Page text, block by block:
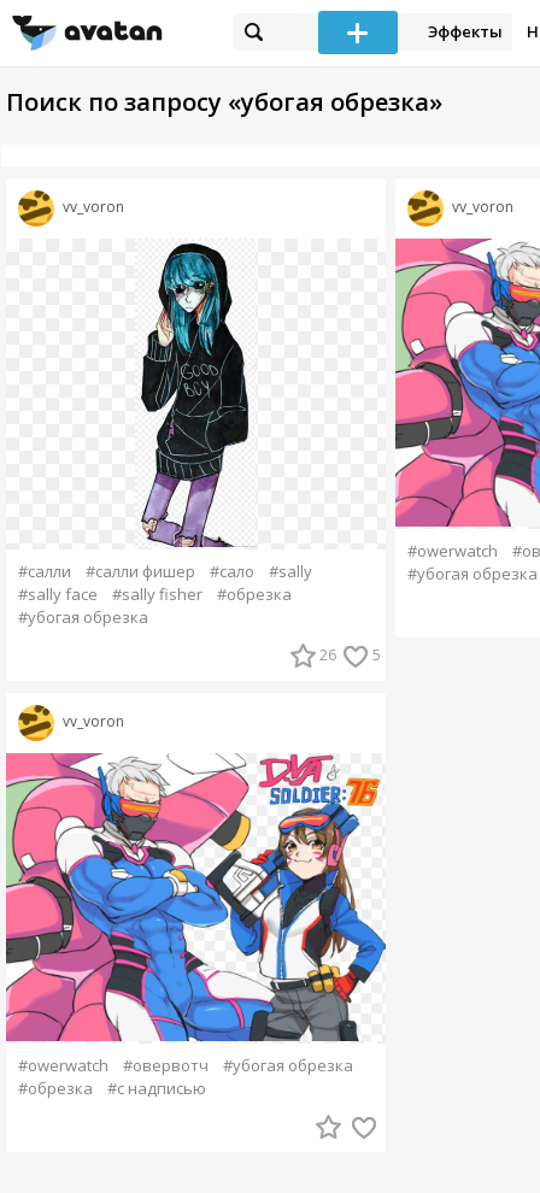
Эффекты
Поиск по запросу «убогая обрезка»
vv_voron
#салли #салли фишер #сало
#sally
#sally face
#sally fisher
#обрезка
#убогая обрезка
26 5
vv_voron
#owerwatch #овервотч
#убогая обрезка
#обрезка
#с надписью
vv_voron
#owerwatch
#убогая обрезка